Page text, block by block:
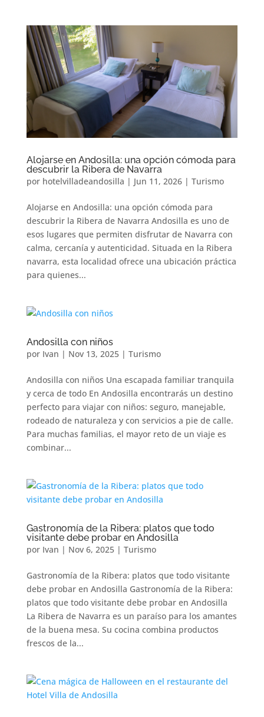
Alojarse en Andosilla: una opción cómoda para
descubrir la Ribera de Navarra
por hotelvilladeandosilla | Jun 11, 2026| Turismo
Alojarse en Andosilla: una opción cómoda para
descubrir la Ribera de Navarra Andosilla es uno de
esos lugares que permiten disfrutar de Navarra con
calma, cercanía y autenticidad. Situada en la Ribera
navarra, esta localidad ofrece una ubicación práctica
para quienes...
Andosilla con niños
por Ivan | Nov 13, 2025| Turismo
Andosilla con niños Una escapada familiar tranquila
y cerca de todo En Andosilla encontrarás un destino
perfecto para viajar con niños: seguro, manejable,
rodeado de naturaleza y con servicios a pie de calle.
Para muchas familias, el mayor reto de un viaje es
combinar...
Gastronomía de la Ribera: platos que todo
visitante debe probar en Andosilla
por Ivan | Nov 6, 2025| Turismo
Gastronomía de la Ribera: platos que todo visitante
debe probar en Andosilla Gastronomía de la Ribera:
platos que todo visitante debe probar en Andosilla
La Ribera de Navarra es un paraíso para los amantes
de la buena mesa. Su cocina combina productos
frescos de la...